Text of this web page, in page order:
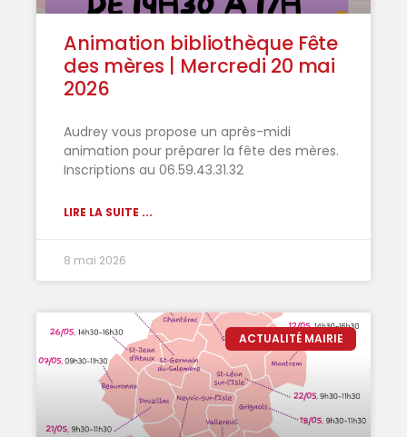
Animation bibliothèque Fête
des mères | Mercredi 20 mai
2026
Audrey vous propose un après-midi
animation pour préparer la fête des mères.
Inscriptions au 06.59.43.31.32
LIRE LA SUITE ...
8 mai 2026
ACTUALITÉ MAIRIE